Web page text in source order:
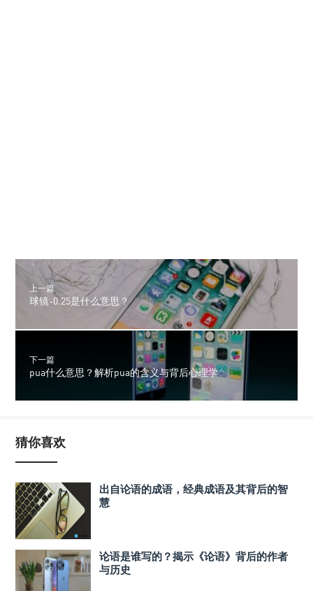
上一篇
球镜-0.25是什么意思？
下一篇
pua什么意思？解析pua的含义与背后心理学
猜你喜欢
出自论语的成语，经典成语及其背后的智
慧
论语是谁写的？揭示《论语》背后的作者
与历史